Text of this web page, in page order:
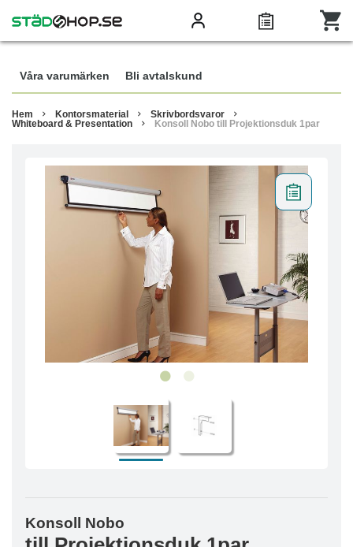
Våra varumärken Bli avtalskund
Hem Kontorsmaterial
Skrivbordsvaror
Whiteboard & Presentation
Konsoll Nobo till Projektionsduk 1par
Konsoll Nobo